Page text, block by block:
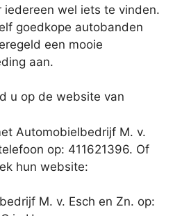
iedereen wel iets te vinden.
goedkope autobanden
een mooie
aan.
u op de website van
Automobielbedrijf M. v.
op: 411621396. Of
hun website:
M. v. Esch en Zn. op: